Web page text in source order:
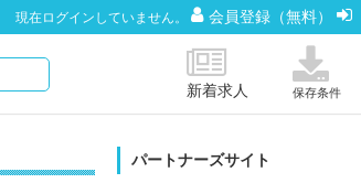
現在ログインしていません。 会員登録（無料）
新着求人 保存条件
パートナーズサイト